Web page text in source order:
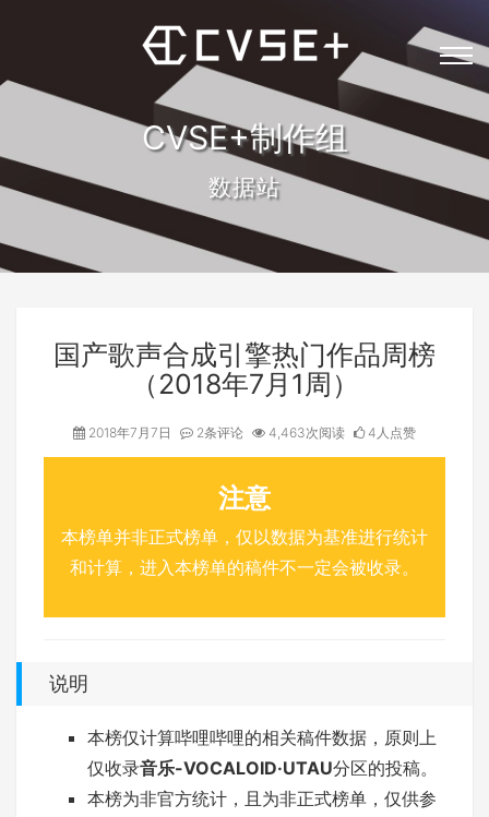
CVSE+制作组
数据站
国产歌声合成引擎热门作品周榜
（2018年7月1周）
2018年7月7日 2条评论 4,463次阅读 4人点赞
注意
本榜单并非正式榜单，仅以数据为基准进行统计
和计算，进入本榜单的稿件不一定会被收录。
说明
本榜仅计算哔哩哔哩的相关稿件数据，原则上
仅收录音乐-VOCALOID·UTAU分区的投稿。
本榜为非官方统计，且为非正式榜单，仅供参